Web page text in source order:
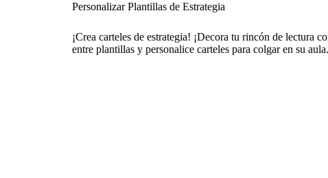
Personalizar Plantillas de Estrategia
¡Crea carteles de estrategia! ¡Decora tu rincón de lectura
entre plantillas y personalice carteles para colgar en su aula.